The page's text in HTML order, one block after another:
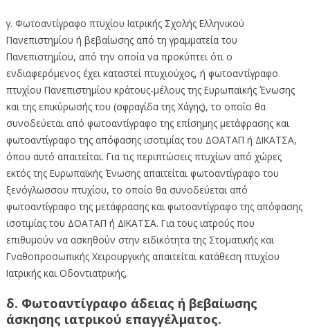
γ. Φωτοαντίγραφο πτυχίου Ιατρικής Σχολής Ελληνικού
Πανεπιστημίου ή βεβαίωσης από τη γραμματεία του
Πανεπιστημίου, από την οποία να προκύπτει ότι ο
ενδιαφερόμενος έχει καταστεί πτυχιούχος, ή φωτοαντίγραφο
πτυχίου Πανεπιστημίου κράτους-μέλους της Ευρωπαϊκής Ένωσης
και της επικύρωσής του (σφραγίδα της Χάγης), το οποίο θα
συνοδεύεται από φωτοαντίγραφο της επίσημης μετάφρασης και
φωτοαντίγραφο της απόφασης ισοτιμίας του ΔΟΑΤΑΠ ή ΔΙΚΑΤΣΑ,
όπου αυτό απαιτείται. Για τις περιπτώσεις πτυχίων από χώρες
εκτός της Ευρωπαϊκής Ένωσης απαιτείται φωτοαντίγραφο του
ξενόγλωσσου πτυχίου, το οποίο θα συνοδεύεται από
φωτοαντίγραφο της μετάφρασης και φωτοαντίγραφο της απόφασης
ισοτιμίας του ΔΟΑΤΑΠ ή ΔΙΚΑΤΣΑ. Για τους ιατρούς που
επιθυμούν να ασκηθούν στην ειδικότητα της Στοματικής και
Γναθοπροσωπικής Χειρουργικής απαιτείται κατάθεση πτυχίου
Ιατρικής και Οδοντιατρικής,
δ. Φωτοαντίγραφο άδειας ή βεβαίωσης
άσκησης ιατρικού επαγγέλματος.